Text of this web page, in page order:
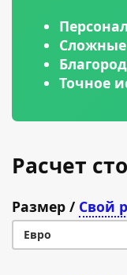
Точное
Расчет
Размер / Свой
Евро